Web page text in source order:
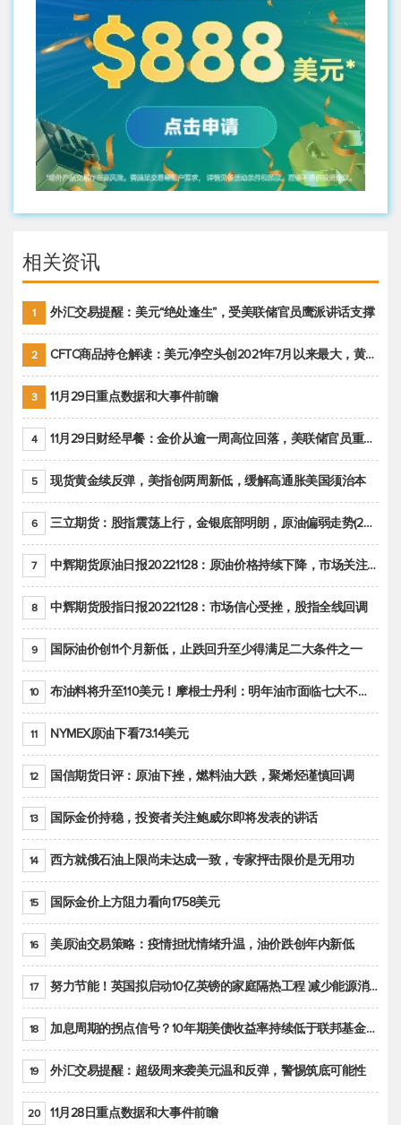
相关资讯
1 外汇交易提醒：美元“绝处逢生”，受美联储官员鹰派讲话支撑
2 CFTC商品持仓解读：美元净空头创2021年7月以来最大，黄金期货投机性净多头头寸减少
3 11月29日重点数据和大事件前瞻
4 11月29日财经早餐：金价从逾一周高位回落，美联储官员重申鹰派立场推动美元回升
5 现货黄金续反弹，美指创两周新低，缓解高通胀美国须治本
6 三立期货：股指震荡上行，金银底部明朗，原油偏弱走势(20221128收评)
7 中辉期货原油日报20221128：原油价格持续下降，市场关注OPEC+新一轮产能政策
8 中辉期货股指日报20221128：市场信心受挫，股指全线回调
9 国际油价创11个月新低，止跌回升至少得满足二大条件之一
10 布油料将升至110美元！摩根士丹利：明年油市面临七大不确定性
11 NYMEX原油下看73.14美元
12 国信期货日评：原油下挫，燃料油大跌，聚烯烃谨慎回调
13 国际金价持稳，投资者关注鲍威尔即将发表的讲话
14 西方就俄石油上限尚未达成一致，专家抨击限价是无用功
15 国际金价上方阻力看向1758美元
16 美原油交易策略：疫情担忧情绪升温，油价跌创年内新低
17 努力节能！英国拟启动10亿英镑的家庭隔热工程 减少能源消耗
18 加息周期的拐点信号？10年期美债收益率持续低于联邦基金利率目标区间
19 外汇交易提醒：超级周来袭美元温和反弹，警惕筑底可能性
20 11月28日重点数据和大事件前瞻